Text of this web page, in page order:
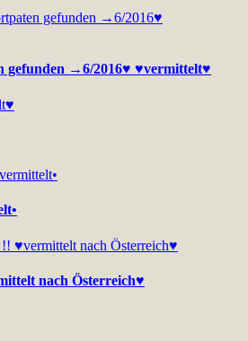
gefunden →6/2016♥ ♥vermittelt♥
nach Österreich♥